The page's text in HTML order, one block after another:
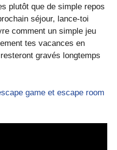
plutôt que de simple repos
séjour, lance-toi
comment un simple jeu
tes vacances en
gravés longtemps
game et escape room